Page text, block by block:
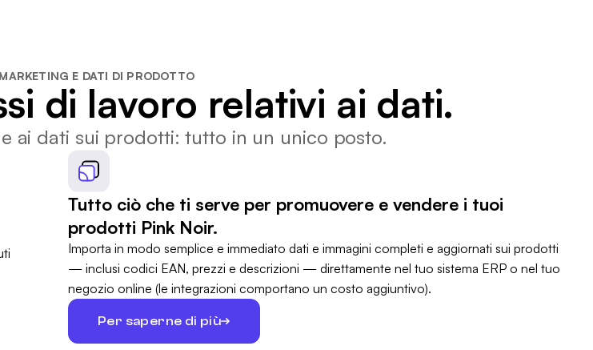
E DATI DI PRODOTTO
di lavoro relativi ai dati.
ai dati sui prodotti: tutto in un unico posto.
Tutto ciò che ti serve per promuovere e vendere i tuoi
prodotti Pink Noir.
Importa in modo semplice e immediato dati e immagini completi e aggiornati sui prodotti
— inclusi codici EAN, prezzi e descrizioni — direttamente nel tuo sistema ERP o nel tuo
negozio online (le integrazioni comportano un costo aggiuntivo).
Per saperne di più